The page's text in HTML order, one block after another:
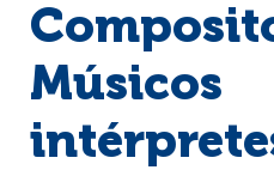
Músicos